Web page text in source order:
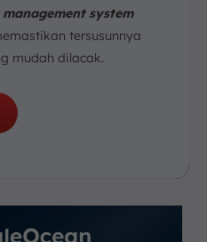
system
tersusunnya
mudah dilacak.